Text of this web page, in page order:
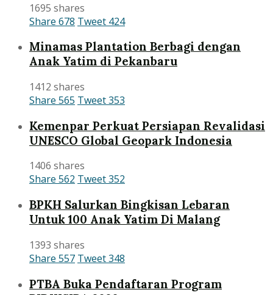
1695 shares
Share 678 Tweet 424
Minamas Plantation Berbagi dengan
Anak Yatim di Pekanbaru
1412 shares
Share 565 Tweet353
Kemenpar Perkuat Persiapan Revalidasi
UNESCO Global Geopark Indonesia
1406 shares
Share 562 Tweet352
BPKH Salurkan Bingkisan Lebaran
Untuk 100 Anak Yatim Di Malang
1393 shares
Share 557 Tweet348
PTBA Buka Pendaftaran Program